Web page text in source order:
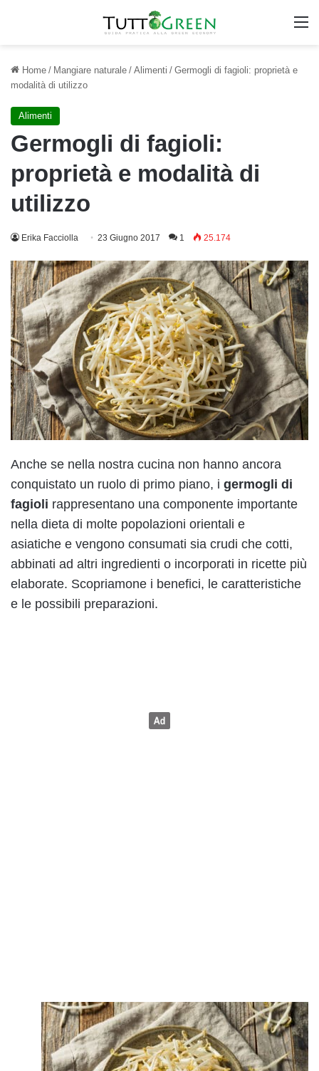
Home / Mangiare naturale / Alimenti / Germogli di fagioli: proprietà e
modalità di utilizzo
Alimenti
Germogli di fagioli:
proprietà e modalità di
utilizzo
Erika Facciolla 23 Giugno 2017 1 25.174
Anche se nella nostra cucina non hanno ancora
conquistato un ruolo di primo piano, i germogli di
fagioli rappresentano una componente importante
nella dieta di molte popolazioni orientali e
asiatiche e vengono consumati sia crudi che cotti,
abbinati ad altri ingredienti o incorporati in ricette più
elaborate. Scopriamone i benefici, le caratteristiche
e le possibili preparazioni.